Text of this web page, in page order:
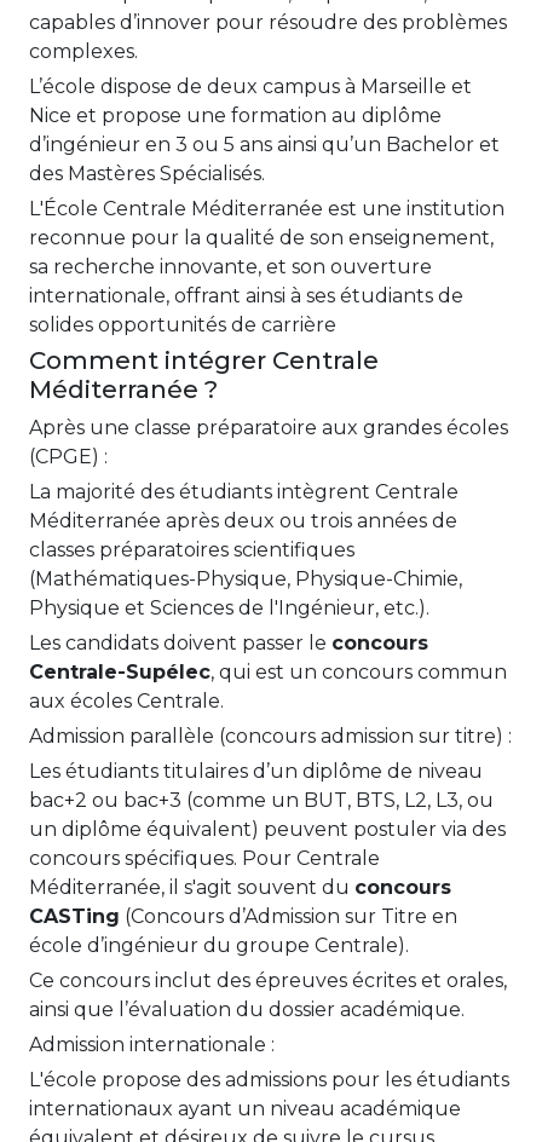
capables d’innover pour résoudre des problèmes
complexes.
L’école dispose de deux campus à Marseille et
Nice et propose une formation au diplôme
d’ingénieur en 3 ou 5 ans ainsi qu’un Bachelor et
des Mastères Spécialisés.
L'École Centrale Méditerranée est une institution
reconnue pour la qualité de son enseignement,
sa recherche innovante, et son ouverture
internationale, offrant ainsi à ses étudiants de
solides opportunités de carrière
Comment intégrer Centrale
Méditerranée ?
Après une classe préparatoire aux grandes écoles
(CPGE) :
La majorité des étudiants intègrent Centrale
Méditerranée après deux ou trois années de
classes préparatoires scientifiques
(Mathématiques-Physique, Physique-Chimie,
Physique et Sciences de l'Ingénieur, etc.).
Les candidats doivent passer le concours
Centrale-Supélec, qui est un concours commun
aux écoles Centrale.
Admission parallèle (concours admission sur titre) :
Les étudiants titulaires d’un diplôme de niveau
bac+2 ou bac+3 (comme un BUT, BTS, L2, L3, ou
un diplôme équivalent) peuvent postuler via des
concours spécifiques. Pour Centrale
Méditerranée, il s'agit souvent du concours
CASTing (Concours d’Admission sur Titre en
école d’ingénieur du groupe Centrale).
Ce concours inclut des épreuves écrites et orales,
ainsi que l’évaluation du dossier académique.
Admission internationale :
L'école propose des admissions pour les étudiants
internationaux ayant un niveau académique